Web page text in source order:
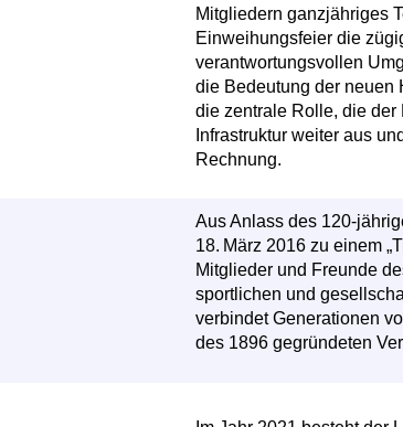
Mitgliedern ganzjähriges
Einweihungsfeier die
verantwortungsvollen
die Bedeutung der neuen
die zentrale Rolle, die der
Infrastruktur weiter aus
Rechnung.
Aus Anlass des 120-
18. März 2016 zu einem
Mitglieder und Freunde
sportlichen und
verbindet Generationen
des 1896 gegründeten